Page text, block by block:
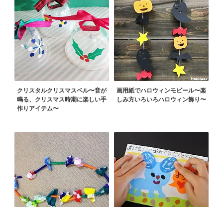
クリスタルクリスマスベル〜音が
鳴る、クリスマス時期に楽しい手
作りアイテム〜
画用紙でハロウィンモビール〜楽
しみ方いろいろハロウィン飾り〜